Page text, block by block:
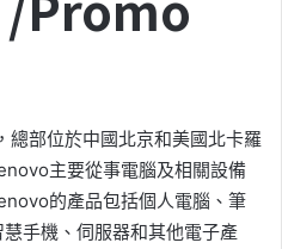
總部位於中國北京和美國北卡羅
主要從事電腦及相關設備
的產品包括個人電腦、筆
手機、伺服器和其他電子產